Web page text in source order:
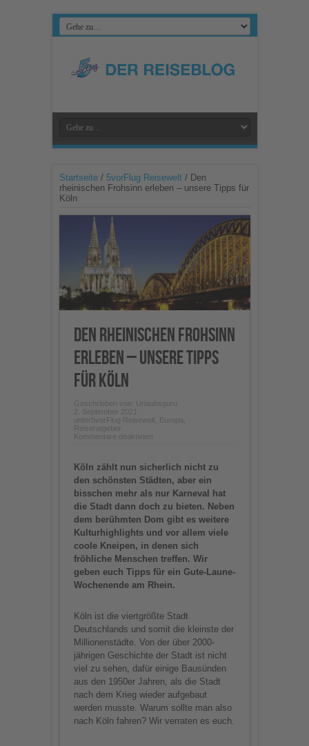
Startseite/ 5vorFlug Reisewelt/ Den
rheinischen Frohsinn erleben – unsere Tipps für
Köln
Den rheinischen Frohsinn
erleben – unsere Tipps
für Köln
Geschrieben von:
Urlaubsguru
2. September 2021
unter 5vorFlug Reisewelt, Europa,
Reiseratgeber
Kommentare deaktiviertfür
erleben
–
unsere
Tipps
für
Köln
Köln zählt nun sicherlich nicht zu
den schönsten Städten, aber ein
bisschen mehr als nur Karneval hat
die Stadt dann doch zu bieten. Neben
dem berühmten Dom gibt es weitere
Kulturhighlights und vor allem viele
coole Kneipen, in denen sich
fröhliche Menschen treffen. Wir
geben euch Tipps für ein Gute-Laune-
Wochenende am Rhein.
Köln ist die viertgrößte Stadt
Deutschlands und somit die kleinste der
Millionenstädte. Von der über 2000-
jährigen Geschichte der Stadt ist nicht
viel zu sehen, dafür einige Bausünden
aus den 1950er Jahren, als die Stadt
nach dem Krieg wieder aufgebaut
werden musste. Warum sollte man also
nach Köln fahren? Wir verraten es euch.